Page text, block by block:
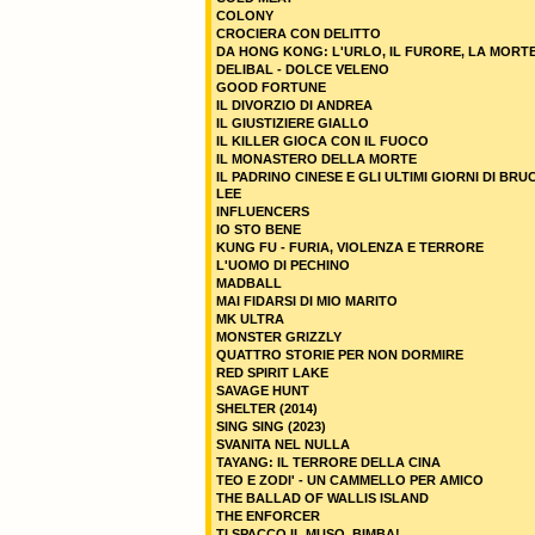
COLONY
CROCIERA CON DELITTO
DA HONG KONG: L'URLO, IL FURORE, LA
DELIBAL - DOLCE VELENO
GOOD FORTUNE
IL DIVORZIO DI ANDREA
IL GIUSTIZIERE GIALLO
IL KILLER GIOCA CON IL FUOCO
IL MONASTERO DELLA MORTE
IL PADRINO CINESE E GLI ULTIMI GIORNI DI
LEE
INFLUENCERS
IO STO BENE
KUNG FU - FURIA, VIOLENZA E TERRORE
L'UOMO DI PECHINO
MADBALL
MAI FIDARSI DI MIO MARITO
MK ULTRA
MONSTER GRIZZLY
QUATTRO STORIE PER NON DORMIRE
RED SPIRIT LAKE
SAVAGE HUNT
SHELTER (2014)
SING SING (2023)
SVANITA NEL NULLA
TAYANG: IL TERRORE DELLA CINA
TEO E ZODI' - UN CAMMELLO PER AMICO
THE BALLAD OF WALLIS ISLAND
THE ENFORCER